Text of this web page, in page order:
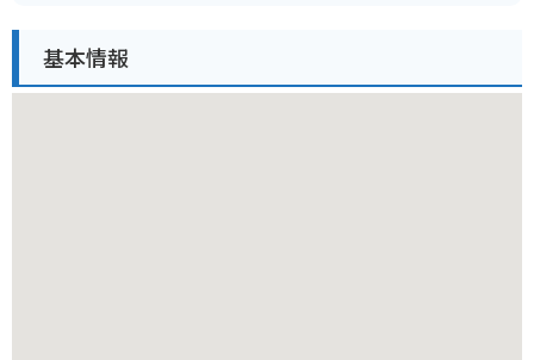
富士山をバックに広がる満天の星空は圧巻で、夜は焚き火を囲
んでゆったりと過ごすのもおすすめです。周辺には温泉施設や
基本情報